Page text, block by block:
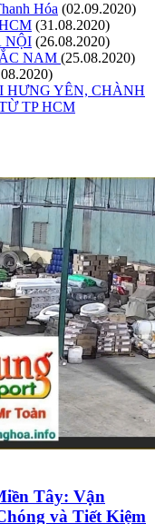
Hóa (02.09.2020)
(31.08.2020)
NỘI (26.08.2020)
NAM (25.08.2020)
YÊN, CHÀNH
TP HCM
Tây: Vận
và Tiết Kiệm